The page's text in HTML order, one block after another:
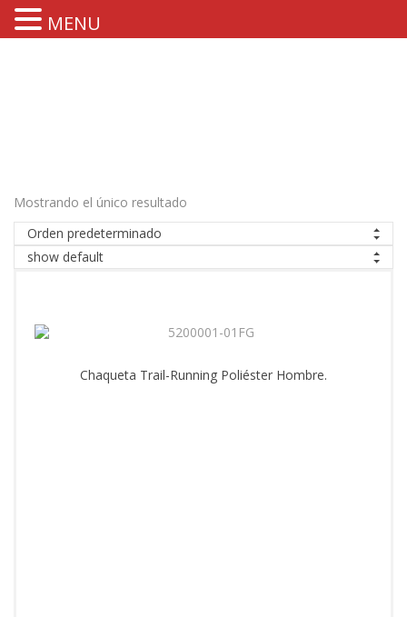
Mostrando el único resultado
Orden predeterminado
show default
Chaqueta Trail-Running Poliéster Hombre.
MENU